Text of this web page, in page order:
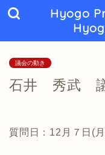
Hyogo
議会の動き
石井 秀武 議
質問日：12月７日(